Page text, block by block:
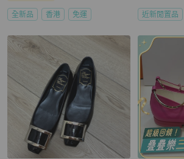
全新品 香港 免運 近新閒置品